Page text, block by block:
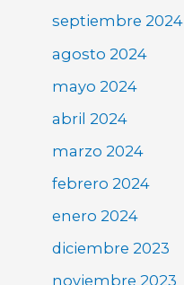
septiembre 2024
agosto 2024
mayo 2024
abril 2024
marzo 2024
febrero 2024
enero 2024
diciembre 2023
noviembre 2023